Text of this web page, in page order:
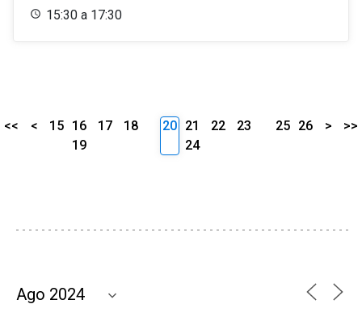
15:30 a 17:30
<< < 15 16 17
18
19
20 21 22
23
24
25 26 > >>